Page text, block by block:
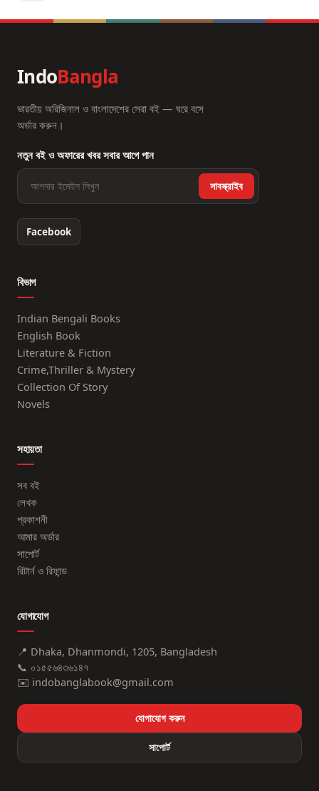
IndoBangla
ভারতীয় অরিজিনাল ও বাংলাদেশের সেরা বই — ঘরে বসে
অর্ডার করুন।
নতুন বই ও অফারের খবর সবার আগে পান
সাবস্ক্রাইব
Facebook
বিভাগ
Indian Bengali Books
English Book
Literature & Fiction
Crime,Thriller & Mystery
Collection Of Story
Novels
সহায়তা
সব বই
লেখক
প্রকাশনী
আমার অর্ডার
সাপোর্ট
রিটার্ন ও রিফান্ড
যোগাযোগ
📍 Dhaka, Dhanmondi, 1205, Bangladesh
📞 ০১৫৫৬৪৩৬১৪৭
✉️ indobanglabook@gmail.com
যোগাযোগ করুন
সাপোর্ট